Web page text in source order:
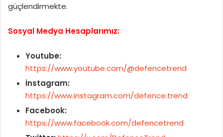
güçlendirmekte.
Sosyal Medya Hesaplarımız:
Youtube:
https://www.youtube.com/@defencetrend
İnstagram:
https://www.instagram.com/defence.trend
Facebook:
https://www.facebook.com/defencetrend